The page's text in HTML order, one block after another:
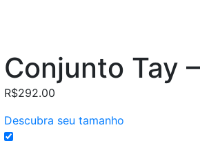
Conjunto Tay –
R$292.00
Descubra seu tamanho